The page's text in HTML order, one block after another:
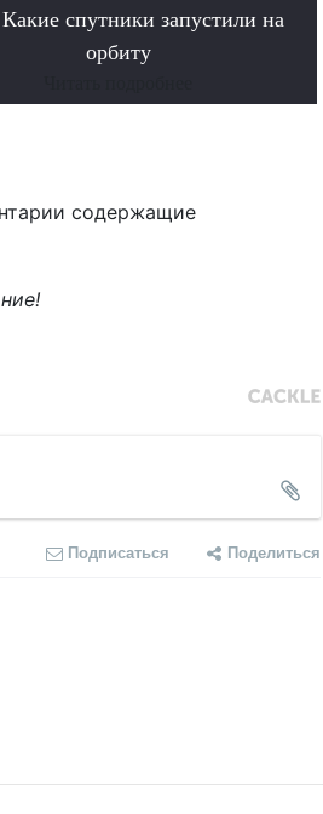
Какие спутники запустили на
орбиту
содержащие
Подписаться Поделиться